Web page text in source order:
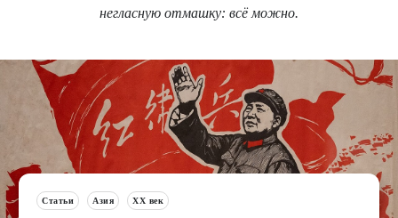
негласную отмашку: всё можно.
Статьи Азия XX век